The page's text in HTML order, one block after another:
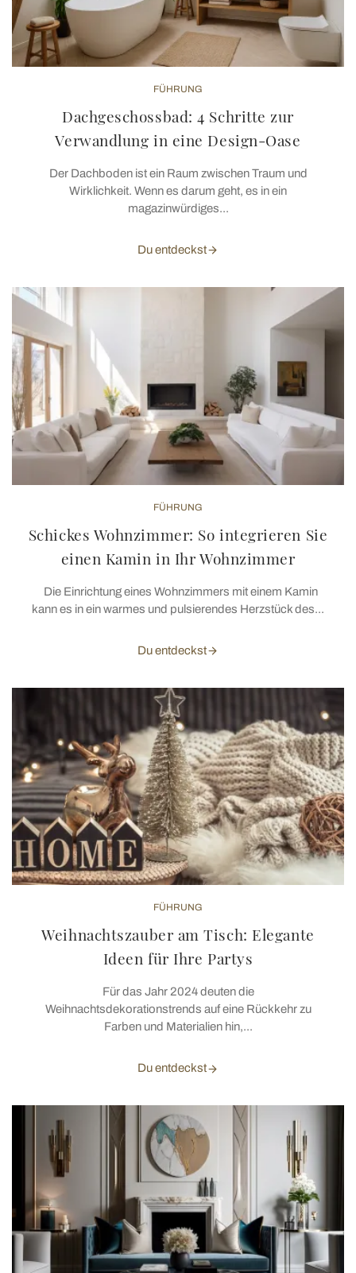
FÜHRUNG
Dachgeschossbad: 4 Schritte zur
Verwandlung in eine Design-Oase
Der Dachboden ist ein Raum zwischen Traum und
Wirklichkeit. Wenn es darum geht, es in ein
magazinwürdiges...
Du entdeckst
FÜHRUNG
Schickes Wohnzimmer: So integrieren Sie
einen Kamin in Ihr Wohnzimmer
Die Einrichtung eines Wohnzimmers mit einem Kamin
kann es in ein warmes und pulsierendes Herzstück des...
Du entdeckst
FÜHRUNG
Weihnachtszauber am Tisch: Elegante
Ideen für Ihre Partys
Für das Jahr 2024 deuten die
Weihnachtsdekorationstrends auf eine Rückkehr zu
Farben und Materialien hin,...
Du entdeckst